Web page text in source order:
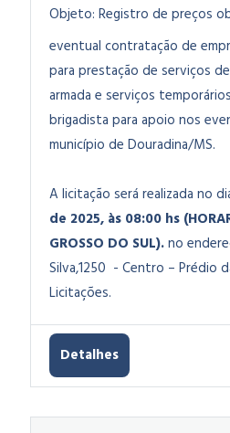
Objeto: Registro de preços
eventual contratação de
para prestação de serviços
armada e serviços
brigadista para apoio nos
município de Douradina/MS.
A licitação será realizada no
de 2025, às 08:00 hs
GROSSO DO SUL).no
Silva,1250 - Centro – Prédio
Licitações.
Detalhes